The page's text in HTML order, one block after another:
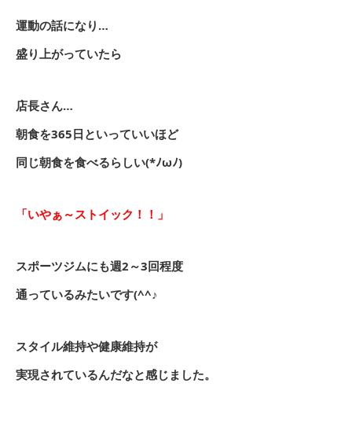
運動の話になり…
盛り上がっていたら
店長さん…
朝食を365日といっていいほど
同じ朝食を食べるらしい(*ﾉωﾉ)
「いやぁ～ストイック！！」
スポーツジムにも週2～3回程度
通っているみたいです(^^♪
スタイル維持や健康維持が
実現されているんだなと感じました。